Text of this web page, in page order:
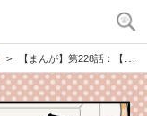
【まんが】第228話：【まるまる危機一髪】まんが描き下ろし連載♪ 猫がいるだけで（著者：暁龍）